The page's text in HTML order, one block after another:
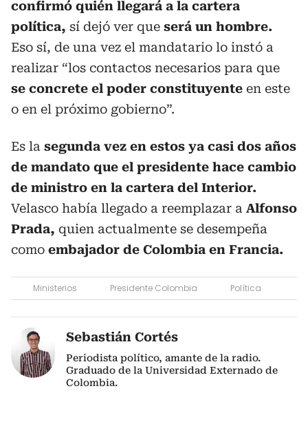
confirmó quién llegará a la cartera
política, sí dejó ver que será un hombre.
Eso sí, de una vez el mandatario lo instó a
realizar “los contactos necesarios para que
se concrete el poder constituyente en este
o en el próximo gobierno”.
Es la segunda vez en estos ya casi dos años
de mandato que el presidente hace cambio
de ministro en la cartera del Interior.
Velasco había llegado a reemplazar a Alfonso
Prada, quien actualmente se desempeña
como embajador de Colombia en Francia.
Ministerios Presidente Colombia Política
Sebastián Cortés
Periodista político, amante de la radio.
Graduado de la Universidad Externado de
Colombia.